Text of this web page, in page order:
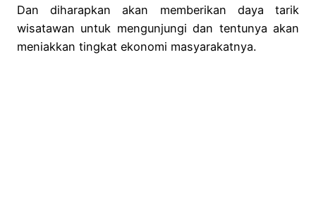
Dan diharapkan akan memberikan daya tarik
wisatawan untuk mengunjungi dan tentunya akan
meniakkan tingkat ekonomi masyarakatnya.